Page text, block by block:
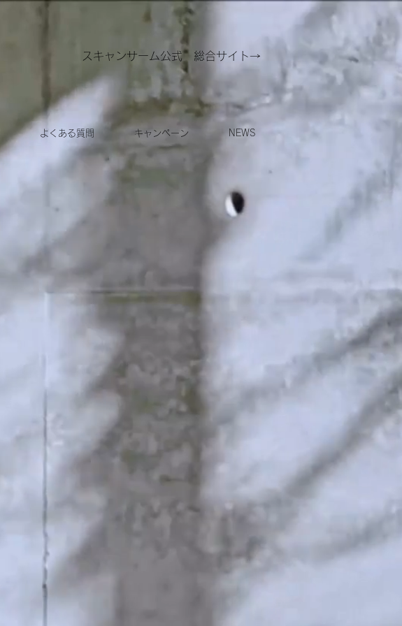
スキャンサーム公式 総合サイト→
よくある質問 キャンペーン NEWS